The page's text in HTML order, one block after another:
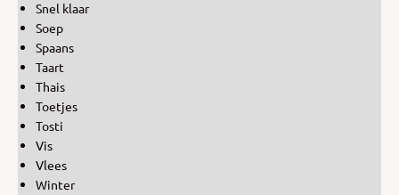
Snel klaar
Soep
Spaans
Taart
Thais
Toetjes
Tosti
Vis
Vlees
Winter